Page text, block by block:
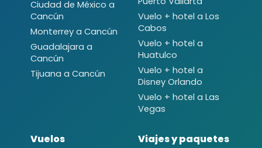
Ciudad de México a
Cancún
Monterrey a Cancún
Guadalajara a
Cancún
Tijuana a Cancún
Vuelo + hotel a Los
Cabos
Vuelo + hotel a
Huatulco
Vuelo + hotel a
Disney Orlando
Vuelo + hotel a Las
Vegas
Vuelos Viajes y paquetes